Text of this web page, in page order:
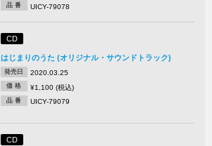
品 番 UICY-79078
CD
はじまりのうた (オリジナル・サウンドトラック)
発売日 2020.03.25
価 格 ¥1,100 (税込)
品 番 UICY-79079
CD